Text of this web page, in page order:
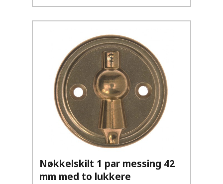
Nøkkelskilt 1 par messing 42
mm med to lukkere